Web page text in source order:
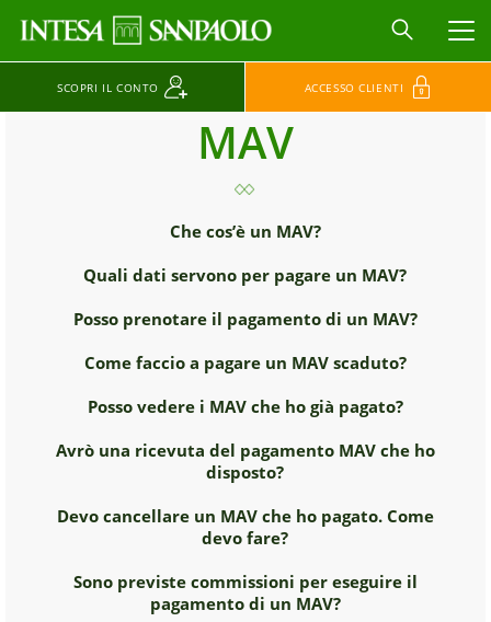
SCOPRI IL CONTO ACCESSO CLIENTI
MAV
Che cos’è un MAV?
Quali dati servono per pagare un MAV?
Posso prenotare il pagamento di un MAV?
Come faccio a pagare un MAV scaduto?
Posso vedere i MAV che ho già pagato?
Avrò una ricevuta del pagamento MAV che ho
disposto?
Devo cancellare un MAV che ho pagato. Come
devo fare?
Sono previste commissioni per eseguire il
pagamento di un MAV?